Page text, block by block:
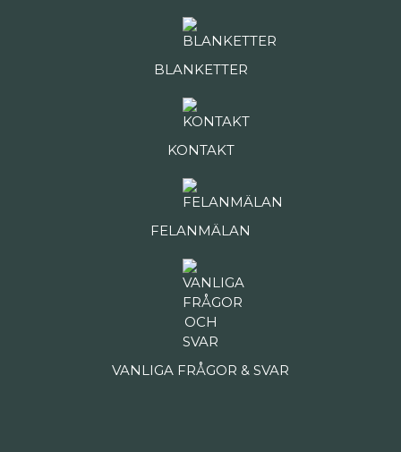
BLANKETTER
KONTAKT
FELANMÄLAN
VANLIGA FRÅGOR & SVAR